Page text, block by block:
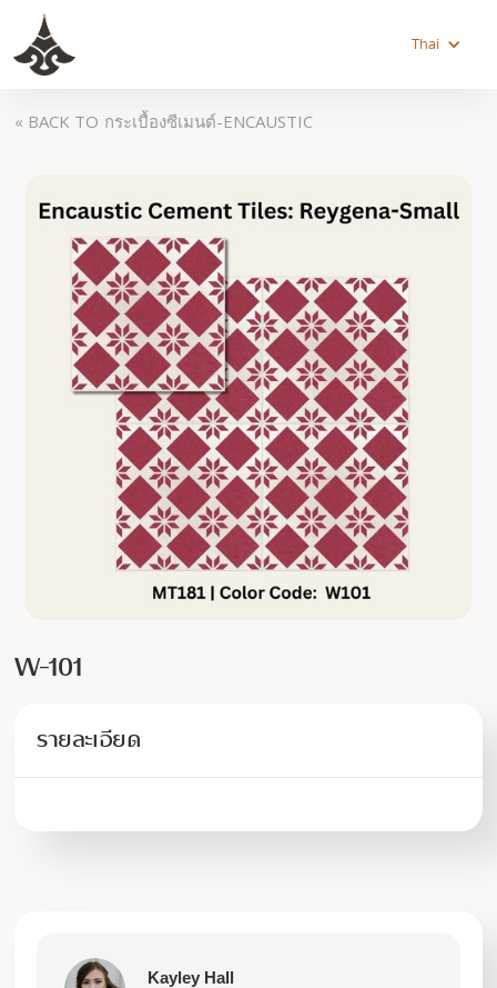
Thai
« BACK TO กระเบื้องซีเมนต์-ENCAUSTIC
W-101
รายละเอียด
Kayley Hall